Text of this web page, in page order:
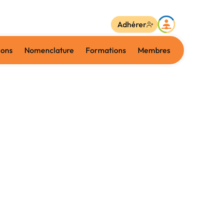
Nomenclature Formations Membres
Adhérer